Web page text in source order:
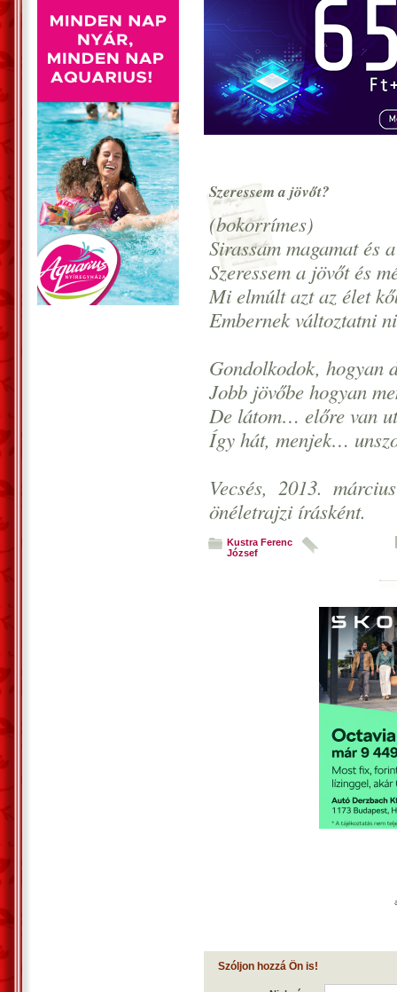
Szeressem a jövőt?
(bokorrímes)
Sirassam magamat és
Szeressem a jövőt és
Mi elmúlt azt az élet
Embernek változtatni
Gondolkodok, hogyan
Jobb jövőbe hogyan
De látom… előre van
Így hát, menjek…
Vecsés, 2013.
önéletrajzi írásként.
Kustra Ferenc
József
Szóljon hozzá Ön is!